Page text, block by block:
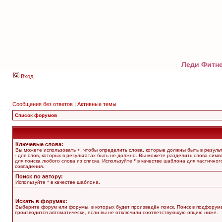
Леди
Вход
Сообщения без ответов | Активные темы
Список форумов
Ключевые слова:
Вы можете использовать + , чтобы определить слова, которые должны быть в
- для слов, которых в результатах быть не должно. Вы можете разделить слова
для поиска любого слова из списка. Используйте * в качестве шаблона для
совпадения.
Поиск по автору:
Используйте * в качестве шаблона.
Искать в форумах:
Выберите форум или форумы, в которых будет произведён поиск. Поиск в
производится автоматически, если вы не отключили соответствующую опцию ниже.